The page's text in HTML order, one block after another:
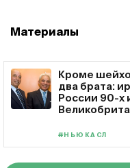
Материалы
Кроме
два брата:
России 90-х
#НЬЮКАСЛ